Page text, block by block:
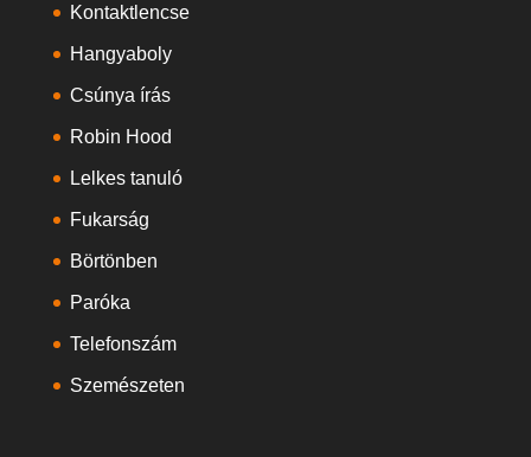
Kontaktlencse
Hangyaboly
Csúnya írás
Robin Hood
Lelkes tanuló
Fukarság
Börtönben
Paróka
Telefonszám
Szemészeten